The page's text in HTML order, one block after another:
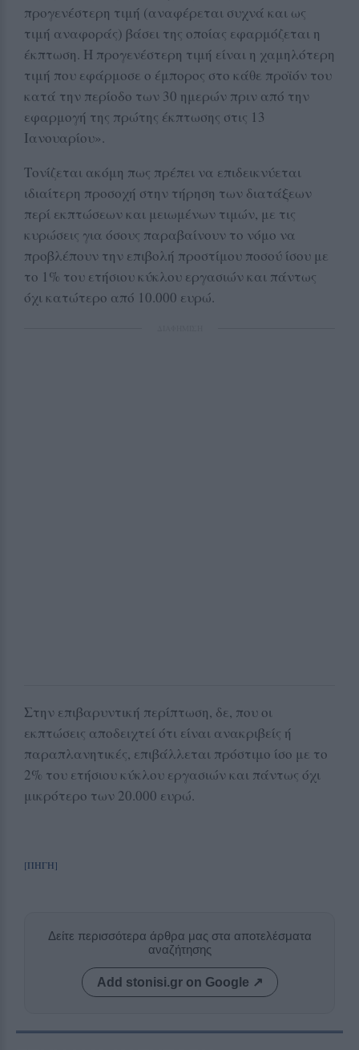
προγενέστερη τιμή (αναφέρεται συχνά και ως
τιμή αναφοράς) βάσει της οποίας εφαρμόζεται η
έκπτωση. Η προγενέστερη τιμή είναι η χαμηλότερη
τιμή που εφάρμοσε ο έμπορος στο κάθε προϊόν του
κατά την περίοδο των 30 ημερών πριν από την
εφαρμογή της πρώτης έκπτωσης στις 13
Ιανουαρίου».
Τονίζεται ακόμη πως πρέπει να επιδεικνύεται
ιδιαίτερη προσοχή στην τήρηση των διατάξεων
περί εκπτώσεων και μειωμένων τιμών, με τις
κυρώσεις για όσους παραβαίνουν το νόμο να
προβλέπουν την επιβολή προστίμου ποσού ίσου με
το 1% του ετήσιου κύκλου εργασιών και πάντως
όχι κατώτερο από 10.000 ευρώ.
Στην επιβαρυντική περίπτωση, δε, που οι
εκπτώσεις αποδειχτεί ότι είναι ανακριβείς ή
παραπλανητικές, επιβάλλεται πρόστιμο ίσο με το
2% του ετήσιου κύκλου εργασιών και πάντως όχι
μικρότερο των 20.000 ευρώ.
[ΠΗΓΗ]
Δείτε περισσότερα άρθρα μας στα αποτελέσματα
αναζήτησης
Add stonisi.gr on Google ↗